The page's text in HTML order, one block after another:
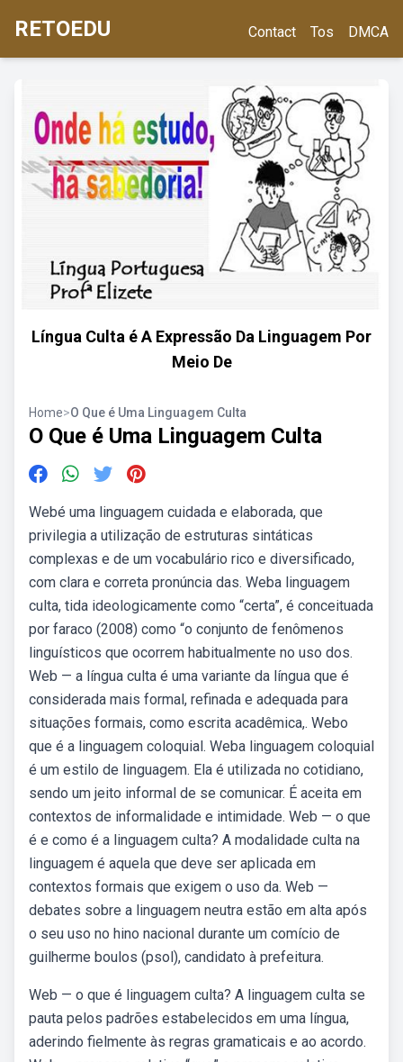
RETOEDU Contact Tos DMCA
Língua Culta é A Expressão Da Linguagem Por
Meio De
Home>O Que é Uma Linguagem Culta
O Que é Uma Linguagem Culta
Webé uma linguagem cuidada e elaborada, que
privilegia a utilização de estruturas sintáticas
complexas e de um vocabulário rico e diversificado,
com clara e correta pronúncia das. Weba linguagem
culta, tida ideologicamente como “certa”, é conceituada
por faraco (2008) como “o conjunto de fenômenos
linguísticos que ocorrem habitualmente no uso dos.
Web — a língua culta é uma variante da língua que é
considerada mais formal, refinada e adequada para
situações formais, como escrita acadêmica,. Webo
que é a linguagem coloquial. Weba linguagem coloquial
é um estilo de linguagem. Ela é utilizada no cotidiano,
sendo um jeito informal de se comunicar. É aceita em
contextos de informalidade e intimidade. Web — o que
é e como é a linguagem culta? A modalidade culta na
linguagem é aquela que deve ser aplicada em
contextos formais que exigem o uso da. Web —
debates sobre a linguagem neutra estão em alta após
o seu uso no hino nacional durante um comício de
guilherme boulos (psol), candidato à prefeitura.
Web — o que é linguagem culta? A linguagem culta se
pauta pelos padrões estabelecidos em uma língua,
aderindo fielmente às regras gramaticais e ao acordo.